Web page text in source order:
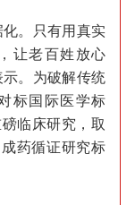
。只有用真实
让老百姓放心
。为破解传统
标国际医学标
临床研究，取
药循证研究标